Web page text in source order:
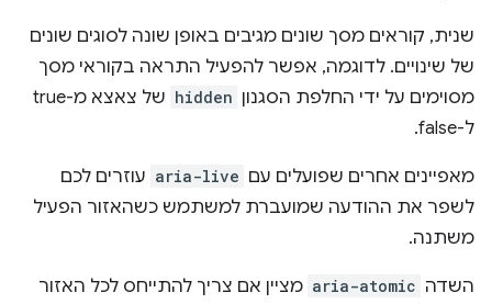
שנית, קוראים מסך שונים מגיבים באופן שונה לסוגים שונים
של שינויים. לדוגמה, אפשר להפעיל התראה בקוראי מסך
מסוימים על ידי החלפת הסגנון hidden
של צאצא מ-true
ל-false.
מאפיינים אחרים שפועלים עם aria-live עוזרים לכם
לשפר את ההודעה שמועברת למשתמש כשהאזור הפעיל
משתנה.
השדה aria-atomic מציין אם צריך להתייחס לכל האזור